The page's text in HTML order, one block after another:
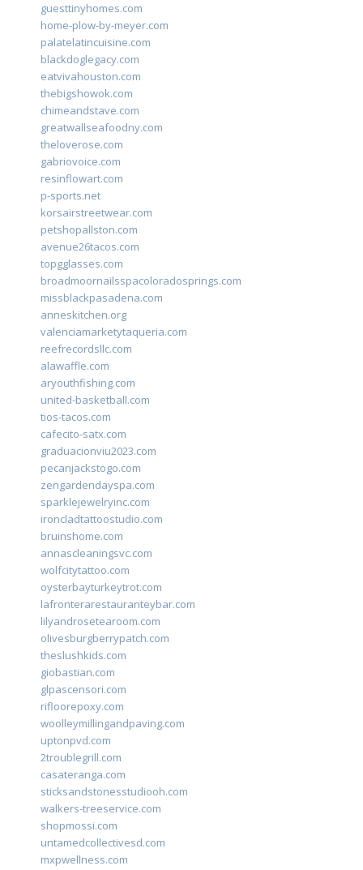
guesttinyhomes.com
home-plow-by-meyer.com
palatelatincuisine.com
blackdoglegacy.com
eatvivahouston.com
thebigshowok.com
chimeandstave.com
greatwallseafoodny.com
theloverose.com
gabriovoice.com
resinflowart.com
p-sports.net
korsairstreetwear.com
petshopallston.com
avenue26tacos.com
topgglasses.com
broadmoornailsspacoloradosprings.com
missblackpasadena.com
anneskitchen.org
valenciamarketytaqueria.com
reefrecordsllc.com
alawaffle.com
aryouthfishing.com
united-basketball.com
tios-tacos.com
cafecito-satx.com
graduacionviu2023.com
pecanjackstogo.com
zengardendayspa.com
sparklejewelryinc.com
ironcladtattoostudio.com
bruinshome.com
annascleaningsvc.com
wolfcitytattoo.com
oysterbayturkeytrot.com
lafronterarestauranteybar.com
lilyandrosetearoom.com
olivesburgberrypatch.com
theslushkids.com
giobastian.com
glpascensori.com
rifloorepoxy.com
woolleymillingandpaving.com
uptonpvd.com
2troublegrill.com
casateranga.com
sticksandstonesstudiooh.com
walkers-treeservice.com
shopmossi.com
untamedcollectivesd.com
mxpwellness.com